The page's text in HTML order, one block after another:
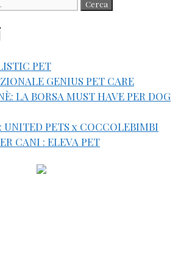
PET
GENIUS PET CARE
LA BORSA MUST HAVE PER DOG
UNITED PETS x COCCOLEBIMBI
CANI : ELEVA PET